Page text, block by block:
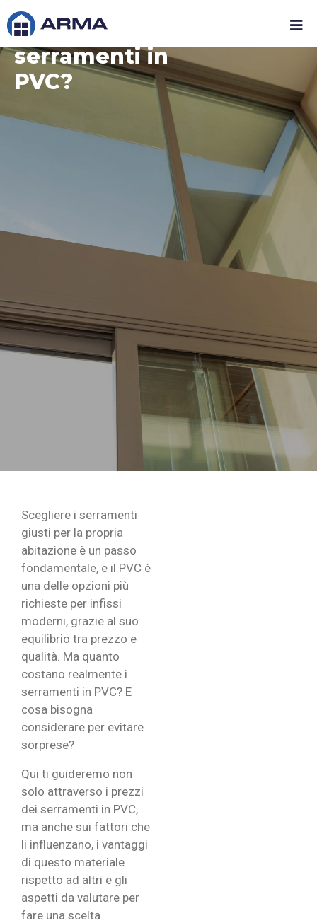
Quanto costano i
serramenti in
PVC?
Scegliere i serramenti
giusti per la propria
abitazione è un passo
fondamentale, e il PVC è
una delle opzioni più
richieste per infissi
moderni, grazie al suo
equilibrio tra prezzo e
qualità. Ma quanto
costano realmente i
serramenti in PVC? E
cosa bisogna
considerare per evitare
sorprese?
Qui ti guideremo non
solo attraverso i prezzi
dei serramenti in PVC,
ma anche sui fattori che
li influenzano, i vantaggi
di questo materiale
rispetto ad altri e gli
aspetti da valutare per
fare una scelta